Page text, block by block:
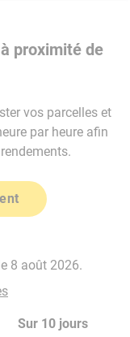
proximité de
vos parcelles et
par heure afin
8 août 2026.
Sur 10 jours